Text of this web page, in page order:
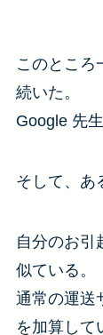
このところ
続いた。
Google 先
そして、あ
自分のお引
似ている。
通常の運送
を加算して